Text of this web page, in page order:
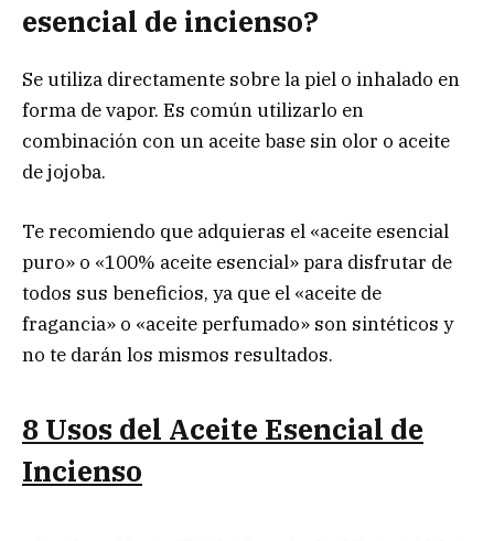
esencial de incienso?
Se utiliza directamente sobre la piel o inhalado en
forma de vapor. Es común utilizarlo en
combinación con un aceite base sin olor o aceite
de jojoba.
Te recomiendo que adquieras el «aceite esencial
puro» o «100% aceite esencial» para disfrutar de
todos sus beneficios, ya que el «aceite de
fragancia» o «aceite perfumado» son sintéticos y
no te darán los mismos resultados.
8 Usos del Aceite Esencial de
Incienso